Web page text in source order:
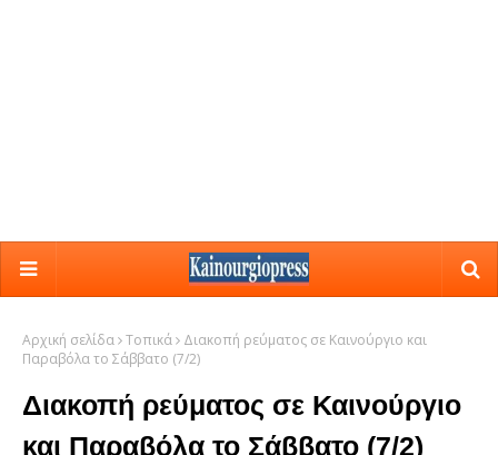
Αρχική σελίδα Τοπικά
Διακοπή ρεύματος σε Καινούργιο και
Παραβόλα το Σάββατο (7/2)
Διακοπή ρεύματος σε Καινούργιο
και Παραβόλα το Σάββατο (7/2)